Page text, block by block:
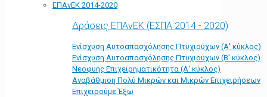
ΕΠΑνΕΚ 2014-2020
Δράσεις ΕΠΑνΕΚ (ΕΣΠΑ 2014 - 2020)
Ενίσχυση Αυτοαπασχόλησης Πτυχιούχων (Α' κύκλος)
Ενίσχυση Αυτοαπασχόλησης Πτυχιούχων (Β' κύκλος)
Νεοφυής Επιχειρηματικότητα (Α' κύκλος)
Αναβάθμιση Πολύ Μικρών και Μικρών Επιχειρήσεων
Επιχειρούμε Έξω